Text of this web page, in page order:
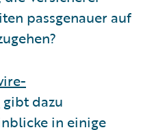
passgenauer auf
gibt dazu
in einige